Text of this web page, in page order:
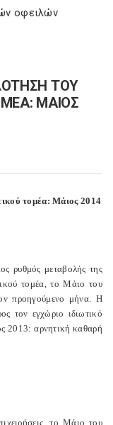
οφειλών
ΤΟΥ
ΜΑΙΟΣ
τομέα: Μάιος 2014
ρυθμός μεταβολής της
τομέα, το Μάιο του
προηγούμενο μήνα. Η
τον εγχώριο ιδιωτικό
2013: αρνητική καθαρή
το Μάιο του